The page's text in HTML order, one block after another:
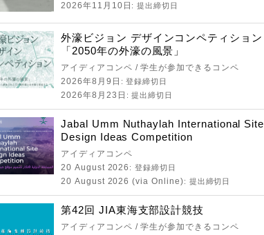
2026年11月10日 : 提出締切日
外濠ビジョン デザインコンペティション
「2050年の外濠の風景」
アイディアコンペ / 学生が参加できるコンペ
2026年8月9日 : 登録締切日
2026年8月23日 : 提出締切日
Jabal Umm Nuthaylah International Site
Design Ideas Competition
アイディアコンペ
20 August 2026 : 登録締切日
20 August 2026 (via Online): 提出締切日
第42回 JIA東海支部設計競技
アイディアコンペ / 学生が参加できるコンペ